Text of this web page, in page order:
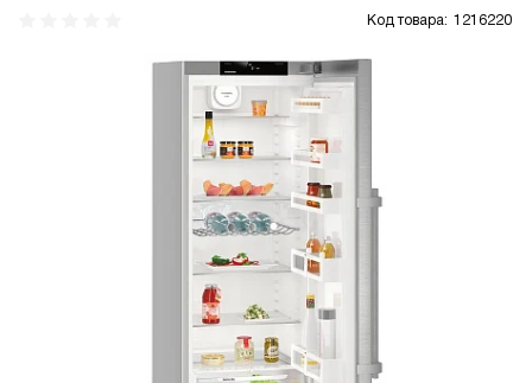
Код товара: 1216220